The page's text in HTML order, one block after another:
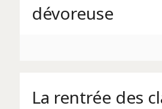
dévoreuse
La rentrée des